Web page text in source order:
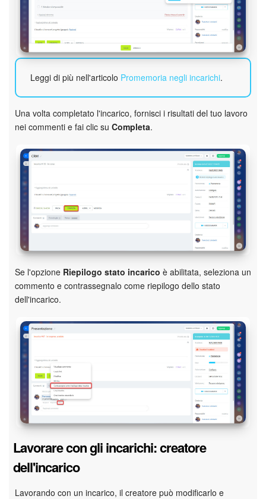
Leggi di più nell'articolo Promemoria negli incarichi.
Una volta completato l'incarico, fornisci i risultati del tuo lavoro
nei commenti e fai clic su Completa.
Se l'opzione Riepilogo stato incarico è abilitata, seleziona un
commento e contrassegnalo come riepilogo dello stato
dell'incarico.
Lavorare con gli incarichi: creatore
dell'incarico
Lavorando con un incarico, il creatore può modificarlo e